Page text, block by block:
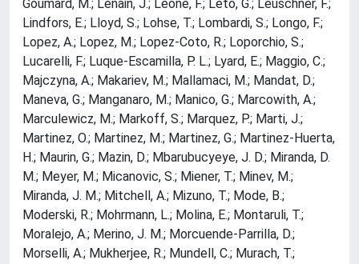
Goumard, M.; Lenain, J.; Leone, F.; Leto, G.; Leuschner, F.;
Lindfors, E.; Lloyd, S.; Lohse, T.; Lombardi, S.; Longo, F.;
Lopez, A.; Lopez, M.; Lopez-Coto, R.; Loporchio, S.;
Lucarelli, F.; Luque-Escamilla, P. L.; Lyard, E.; Maggio, C.;
Majczyna, A.; Makariev, M.; Mallamaci, M.; Mandat, D.;
Maneva, G.; Manganaro, M.; Manico, G.; Marcowith, A.;
Marculewicz, M.; Markoff, S.; Marquez, P.; Marti, J.;
Martinez, O.; Martinez, M.; Martinez, G.; Martinez-Huerta,
H.; Maurin, G.; Mazin, D.; Mbarubucyeye, J. D.; Miranda, D.
M.; Meyer, M.; Micanovic, S.; Miener, T.; Minev, M.;
Miranda, J. M.; Mitchell, A.; Mizuno, T.; Mode, B.;
Moderski, R.; Mohrmann, L.; Molina, E.; Montaruli, T.;
Moralejo, A.; Merino, J. M.; Morcuende-Parrilla, D.;
Morselli, A.; Mukherjee, R.; Mundell, C.; Murach, T.;